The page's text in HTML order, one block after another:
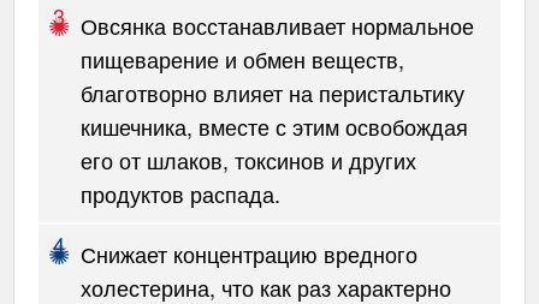
Овсянка восстанавливает нормальное
пищеварение и обмен веществ,
благотворно влияет на перистальтику
кишечника, вместе с этим освобождая
его от шлаков, токсинов и других
продуктов распада.
Снижает концентрацию вредного
холестерина, что как раз характерно